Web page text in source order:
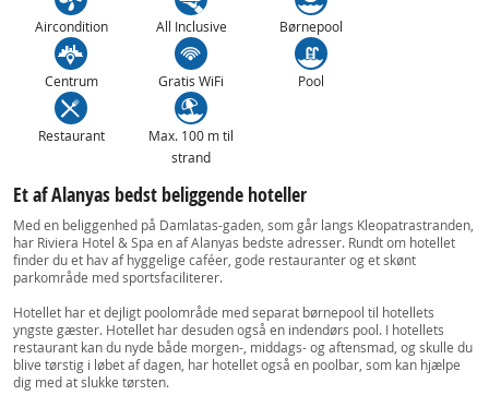
Aircondition All Inclusive Børnepool
Centrum Gratis WiFi Pool
Restaurant
Max. 100 m til
strand
Et af Alanyas bedst beliggende hoteller
Med en beliggenhed på Damlatas-gaden, som går langs Kleopatrastranden,
har Riviera Hotel & Spa en af Alanyas bedste adresser. Rundt om hotellet
finder du et hav af hyggelige caféer, gode restauranter og et skønt
parkområde med sportsfaciliterer.
Hotellet har et dejligt poolområde med separat børnepool til hotellets
yngste gæster. Hotellet har desuden også en indendørs pool. I hotellets
restaurant kan du nyde både morgen-, middags- og aftensmad, og skulle du
blive tørstig i løbet af dagen, har hotellet også en poolbar, som kan hjælpe
dig med at slukke tørsten.